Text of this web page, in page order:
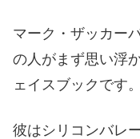
マーク・ザッカー
の人がまず思い浮
ェイスブックです。
彼はシリコンバレ